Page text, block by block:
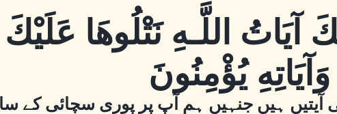
آيَاتُ اللَّـهِ نَتْلُوهَا
وَآيَاتِهِ يُؤْمِنُونَ
آیتیں ہیں جنہیں ہم آپ پر پوری سچائی کے